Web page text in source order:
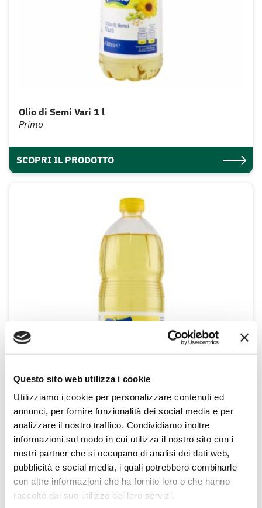
Questo sito web utilizza i cookie
Utilizziamo i cookie per personalizzare contenuti ed
annunci, per fornire funzionalità dei social media e per
analizzare il nostro traffico. Condividiamo inoltre
informazioni sul modo in cui utilizza il nostro sito con i
nostri partner che si occupano di analisi dei dati web,
pubblicità e social media, i quali potrebbero combinarle
con altre informazioni che ha fornito loro o che hanno
raccolto dal suo utilizzo dei loro servizi.
Olio di Semi Vari 1 l
Primo
SCOPRI IL PRODOTTO
Olio di Semi Vari 1 litro
Primo
1litro
SCOPRI IL PRODOTTO